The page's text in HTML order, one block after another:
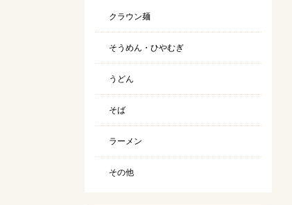
クラウン麺
そうめん・ひやむぎ
うどん
そば
ラーメン
その他